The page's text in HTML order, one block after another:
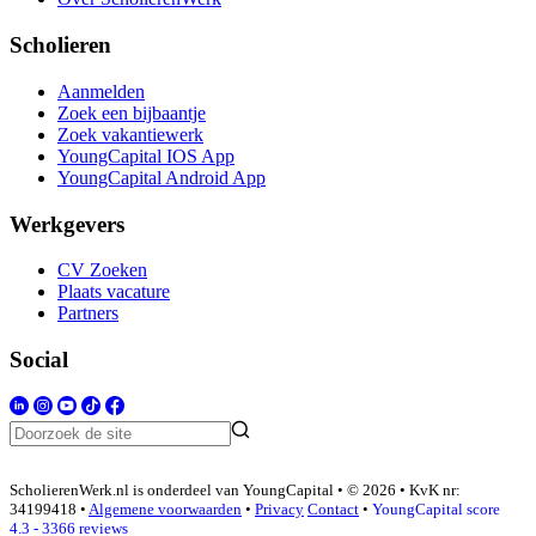
Scholieren
Aanmelden
Zoek een bijbaantje
Zoek vakantiewerk
YoungCapital IOS App
YoungCapital Android App
Werkgevers
CV Zoeken
Plaats vacature
Partners
Social
ScholierenWerk.nl is onderdeel van YoungCapital • © 2026 • KvK nr:
34199418 • Algemene voorwaarden • Privacy Contact • YoungCapital score
4.3 - 3366 reviews